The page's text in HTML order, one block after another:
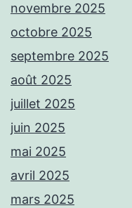
novembre 2025
octobre 2025
septembre 2025
août 2025
juillet 2025
juin 2025
mai 2025
avril 2025
mars 2025